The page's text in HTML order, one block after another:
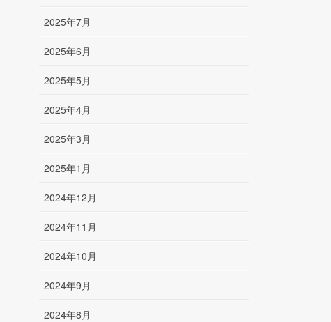
2025年7月
2025年6月
2025年5月
2025年4月
2025年3月
2025年1月
2024年12月
2024年11月
2024年10月
2024年9月
2024年8月